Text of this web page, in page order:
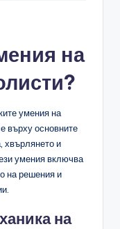
на
умения на
върху основните
хвърлянето и
умения включва
на решения и
на